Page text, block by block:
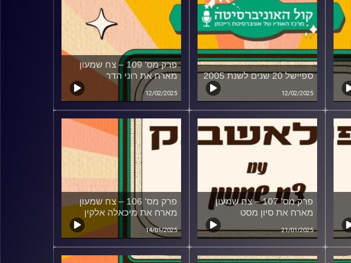
ספיישל 20 שנים לשנת 2005
12/02/2025
פרק מס' 109 – צח שמעון
מארח את רוני הדר
12/02/2025
פרק מס' 107 – צח שמעון
מארח את סיון מסט
21/01/2025
פרק מס' 106 – צח שמעון
מארח את מיכאלה אלקין
14/01/2025